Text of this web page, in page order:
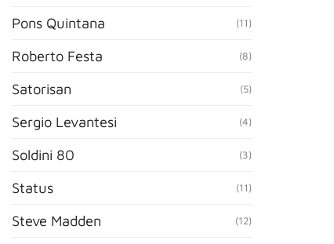
Pons Quintana (11)
Roberto Festa (8)
Satorisan (5)
Sergio Levantesi (4)
Soldini 80 (3)
Status (11)
Steve Madden (12)